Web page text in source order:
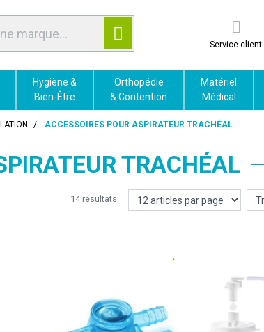
Service client
Hygiène &
Bien-Être
Orthopédie
& Contention
Matériel
Médical
ACCESSOIRES POUR ASPIRATEUR TRACHÉAL
TRACHÉAL
14 résultats